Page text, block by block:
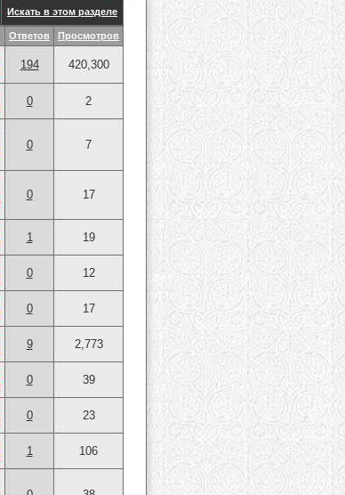
Искать в этом разделе
Ответов Просмотров
194 420,300
0 2
0 7
0 17
1 19
0 12
0 17
9 2,773
0 39
0 23
1 106